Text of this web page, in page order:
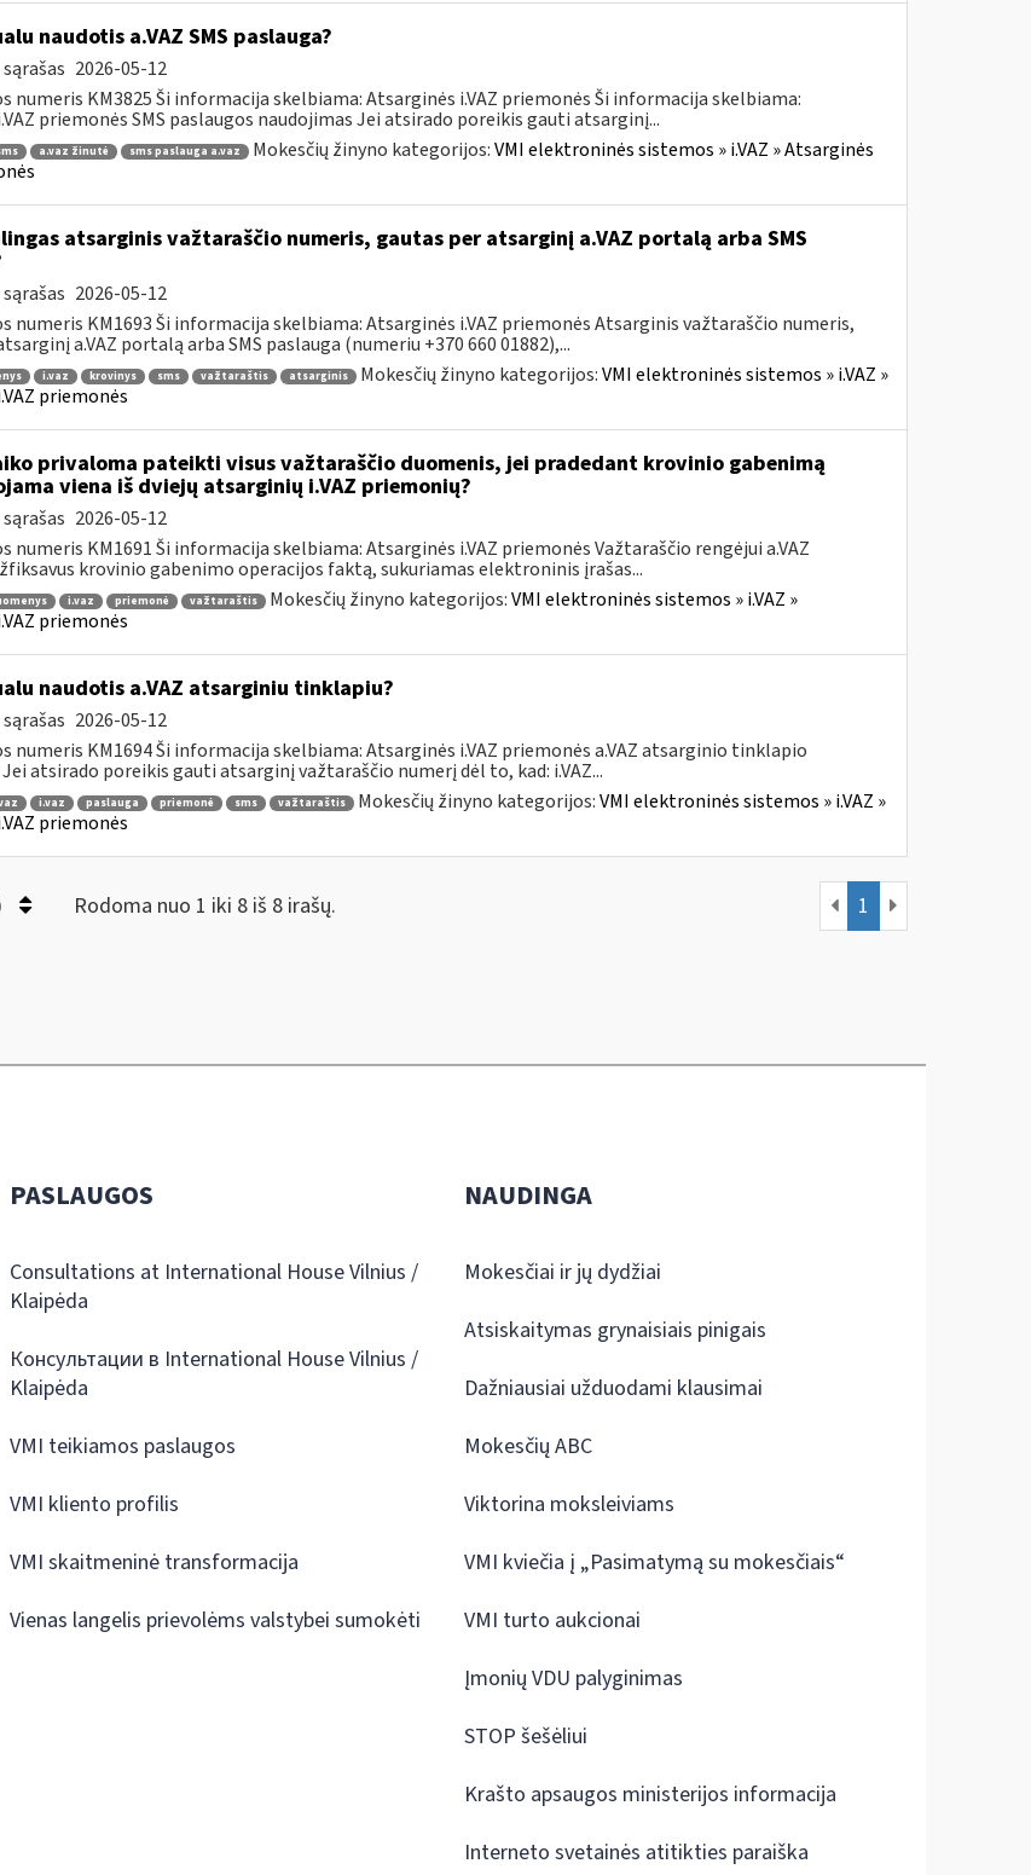
naudotis a.VAZ SMS paslauga?
2026-05-12
numeris KM3825 Ši informacija skelbiama: Atsarginės i.VAZ priemonės Ši informacija skelbiama:
priemonės SMS paslaugos naudojimas Jei atsirado poreikis gauti atsarginį...
a.vaz žinutė sms paslauga a.vaz Mokesčių žinyno kategorijos:VMI elektroninės sistemos » i.VAZ » Atsarginės
atsarginis važtaraščio numeris, gautas per atsarginį a.VAZ portalą arba SMS
2026-05-12
numeris KM1693 Ši informacija skelbiama: Atsarginės i.VAZ priemonės Atsarginis važtaraščio numeris,
a.VAZ portalą arba SMS paslauga (numeriu +370 660 01882),...
i.vaz krovinys sms važtaraštis atsarginis Mokesčių žinyno kategorijos:VMI elektroninės sistemos » i.VAZ »
priemonės
privaloma pateikti visus važtaraščio duomenis, jei pradedant krovinio gabenimą
viena iš dviejų atsarginių i.VAZ priemonių?
2026-05-12
numeris KM1691 Ši informacija skelbiama: Atsarginės i.VAZ priemonės Važtaraščio rengėjui a.VAZ
krovinio gabenimo operacijos faktą, sukuriamas elektroninis įrašas...
i.vaz priemonė važtaraštis Mokesčių žinyno kategorijos:VMI elektroninės sistemos » i.VAZ »
priemonės
naudotis a.VAZ atsarginiu tinklapiu?
2026-05-12
numeris KM1694 Ši informacija skelbiama: Atsarginės i.VAZ priemonės a.VAZ atsarginio tinklapio
atsirado poreikis gauti atsarginį važtaraščio numerį dėl to, kad: i.VAZ...
i.vaz paslauga priemonė sms važtaraštis Mokesčių žinyno kategorijos:VMI elektroninės sistemos » i.VAZ »
priemonės
Rodoma nuo 1 iki 8 iš 8 irašų. 1
PASLAUGOS
Consultations at International House Vilnius /
Klaipėda
Консультации в International House Vilnius /
Klaipėda
VMI teikiamos paslaugos
VMI kliento profilis
VMI skaitmeninė transformacija
Vienas langelis prievolėms valstybei sumokėti
NAUDINGA
Mokesčiai ir jų dydžiai
Atsiskaitymas grynaisiais pinigais
Dažniausiai užduodami klausimai
Mokesčių ABC
Viktorina moksleiviams
VMI kviečia į „Pasimatymą su mokesčiais“
VMI turto aukcionai
Įmonių VDU palyginimas
STOP šešėliui
Krašto apsaugos ministerijos informacija
Interneto svetainės atitikties paraiška